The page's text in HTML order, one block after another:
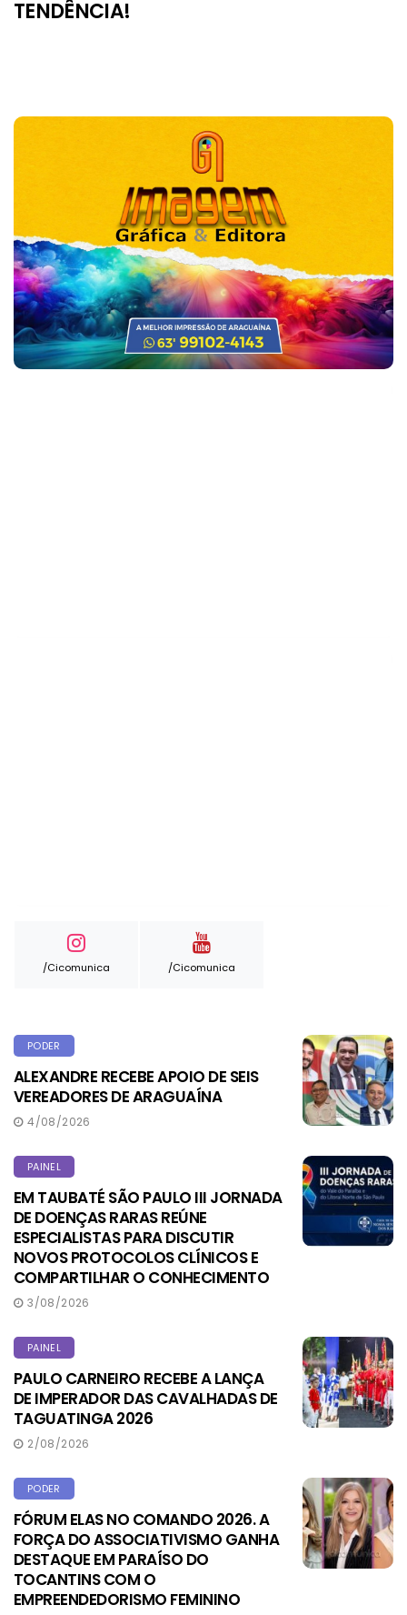
TENDÊNCIA!
/cicomunica /cicomunica
PODER
ALEXANDRE RECEBE APOIO DE SEIS
VEREADORES DE ARAGUAÍNA
4/08/2026
PAINEL
EM TAUBATÉ SÃO PAULO III JORNADA
DE DOENÇAS RARAS REÚNE
ESPECIALISTAS PARA DISCUTIR
NOVOS PROTOCOLOS CLÍNICOS E
COMPARTILHAR O CONHECIMENTO
3/08/2026
PAINEL
PAULO CARNEIRO RECEBE A LANÇA
DE IMPERADOR DAS CAVALHADAS DE
TAGUATINGA 2026
2/08/2026
PODER
FÓRUM ELAS NO COMANDO 2026. A
FORÇA DO ASSOCIATIVISMO GANHA
DESTAQUE EM PARAÍSO DO
TOCANTINS COM O
EMPREENDEDORISMO FEMININO